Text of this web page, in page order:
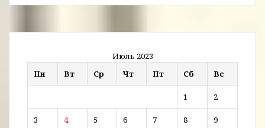
Июль 2023
Пн
Вт Ср Чт Пт Сб Вс
1 2
3 4 5 6 7 8 9